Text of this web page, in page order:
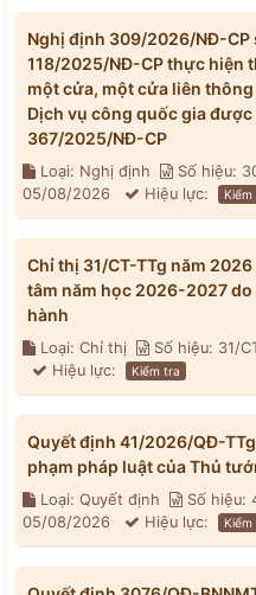
Nghị định 309/2026/NĐ-CP
118/2025/NĐ-CP thực hiện
một cửa, một cửa liên
Dịch vụ công quốc gia
367/2025/NĐ-CP
Loại: Nghị định Số hiệu:
05/08/2026
Hiệu lực: Kiểm
Chỉ thị 31/CT-TTg năm
tâm năm học 2026-2027
hành
Loại: Chỉ thị Số hiệu: 31/
Hiệu lực:
Kiểm tra
Quyết định 41/2026/QĐ-
phạm pháp luật của Thủ
Loại: Quyết định Số hiệu:
05/08/2026
Hiệu lực: Kiểm